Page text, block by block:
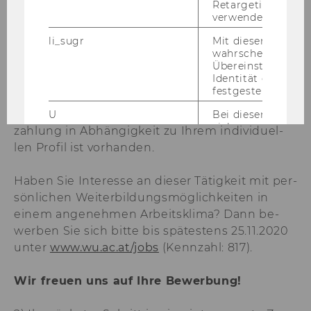
- Hohe Leis­tungs­be­reit­schaft, En­ga­ge­ment
und In­itia­ti­ve
- Fle­xi­bi­li­tät und Ge­nau­ig­keit
- Krea­ti­vi­tät sowie struk­tu­rier­tes Den­ken
Das mo­nat­li­che Min­des­t­ent­gelt be­trägt
1.848,08 Euro brut­to, die Be­reit­schaft zur Über­
zah­lung in Ab­hän­gig­keit zu Ihrem in­di­vi­du­el­
len Pro­fil ist vor­han­den.
Haben Sie In­ter­es­se an die­ser Tä­tig­keit mit per­
sön­li­chen Wei­ter­bil­dungs­mög­lich­kei­ten in
einem an­ge­neh­men Ar­beits­kli­ma? Dann be­
wer­ben Sie sich bitte bis spä­tes­tens 25.11.2020
unter www.wu.ac.at/jobs (Kenn­zahl: 817).
Wir freu­en uns auf Ihre Be­wer­bung!
Retargeting und
verwendet wird.
li_sugr
Mit diesem
Identität eines
festgestellt.
U
Bei diesem
sich um eine
LinkedIn Mitglied
über Google Ads
BizographicsOptOut
Mit diesem
Tracking durch
ermittelt.
Auswahl des